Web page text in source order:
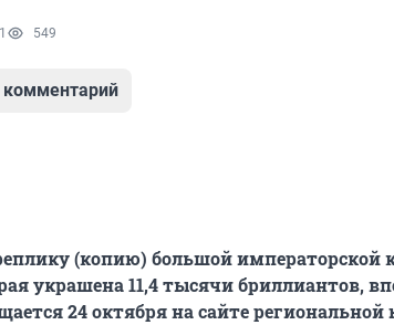
549
комментарий
(копию) большой императорской
украшена 11,4 тысячи бриллиантов,
24 октября на сайте